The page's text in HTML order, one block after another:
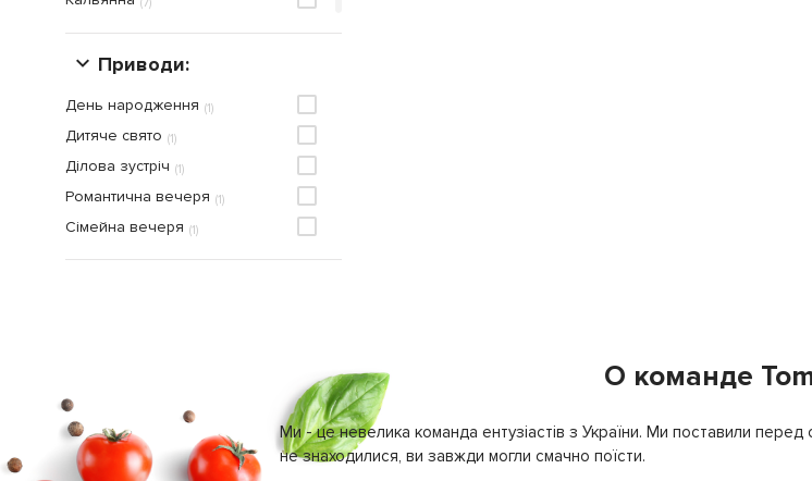
(249)
Кафе
(4)
Кейтерінг
11)
Ресторан швидкого харчування
Фуд Маркет
(1)
Фудтрак
Приводи:
(1)
День народження
(1)
Дитяче свято
(1)
Ділова зустріч
(1)
Романтична вечеря
(1)
Сімейна вечеря
О команде
Ми - це невелика команда ентузіастів з України. Ми поставили
не знаходилися, ви завжди могли смачно поїсти.